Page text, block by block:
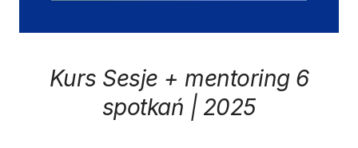
Kurs Sesje + mentoring 6
spotkań | 2025